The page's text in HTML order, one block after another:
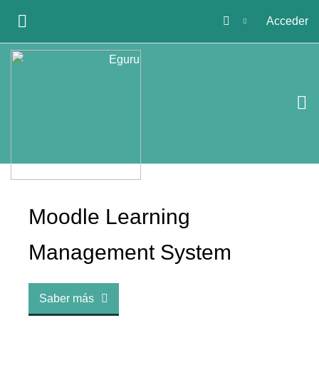
Acceder
Moodle Learning
Management System
Saber más